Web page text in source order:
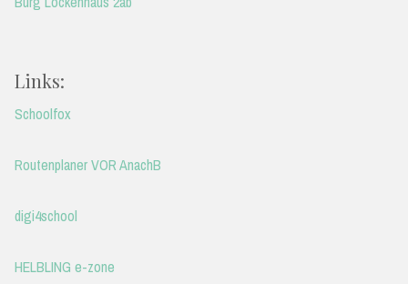
Links:
Schoolfox
Routenplaner VOR AnachB
digi4school
HELBLING e-zone